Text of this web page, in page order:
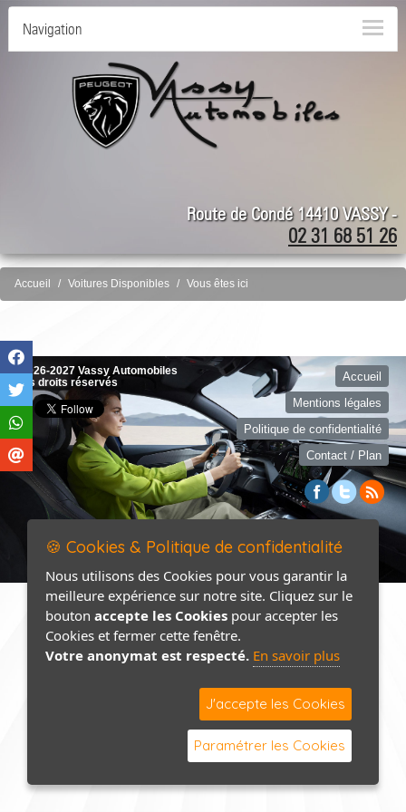
Navigation
Route de Condé 14410 VASSY -
02 31 68 51 26
Accueil Voitures Disponibles Vous êtes ici
©2026-2027 Vassy Automobiles
tous droits réservés
Accueil
Mentions légales
Politique de confidentialité
Contact / Plan
🍪 Cookies & Politique de confidentialité
Nous utilisons des Cookies pour vous garantir la
meilleure expérience sur notre site. Cliquez sur le
bouton accepte les Cookies pour accepter les
Cookies et fermer cette fenêtre.
Votre anonymat est respecté. En savoir plus
J'accepte les Cookies
Paramétrer les Cookies